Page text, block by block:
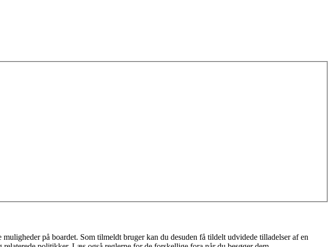
på boardet. Som tilmeldt bruger kan du desuden få tildelt udvidede tilladelser af en